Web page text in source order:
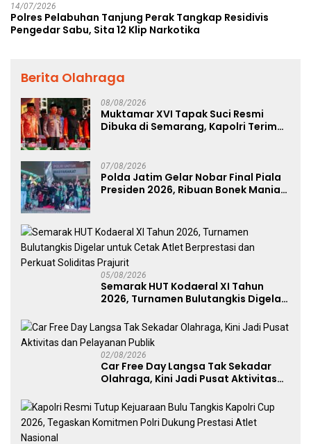
14/07/2026
Polres Pelabuhan Tanjung Perak Tangkap Residivis
Pengedar Sabu, Sita 12 Klip Narkotika
Berita Olahraga
08/08/2026
Muktamar XVI Tapak Suci Resmi
Dibuka di Semarang, Kapolri Terima
07/08/2026
Polda Jatim Gelar Nobar Final Piala
Presiden 2026, Ribuan Bonek Mania
05/08/2026
Semarak HUT Kodaeral XI Tahun
2026, Turnamen Bulutangkis Digelar
Perkuat Soliditas Prajurit
02/08/2026
Car Free Day Langsa Tak Sekadar
Olahraga, Kini Jadi Pusat Aktivitas